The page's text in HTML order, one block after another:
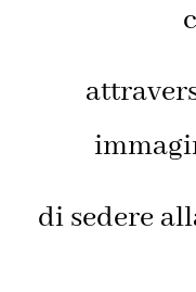
di sedere